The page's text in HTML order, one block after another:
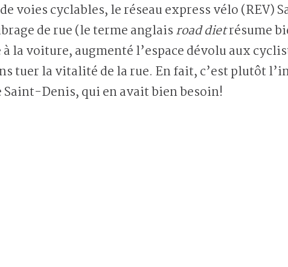
voies cyclables, le réseau express vélo (REV)
de rue (le terme anglaisroad dietrésume
à la voiture, augmenté l’espace dévolu aux
tuer la vitalité de la rue. En fait, c’est plutôt
Denis, qui en avait bien besoin!